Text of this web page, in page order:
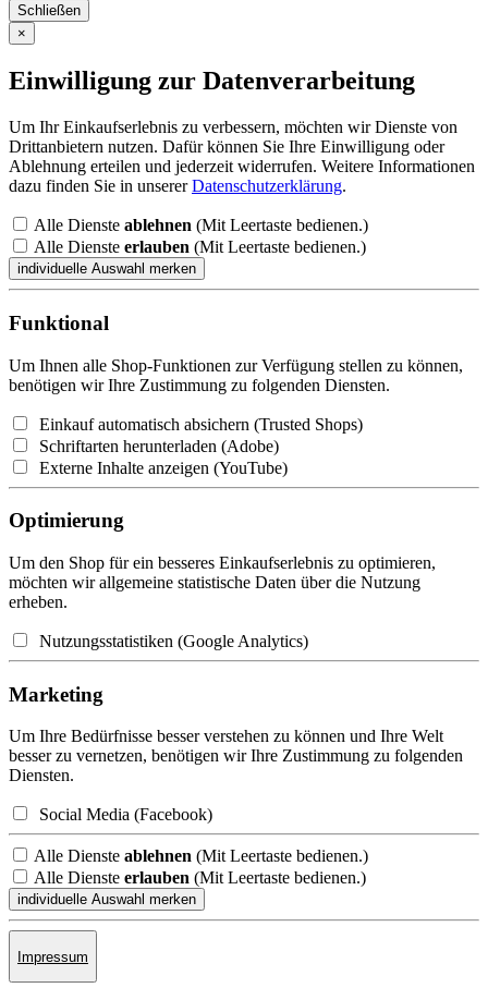
Schließen
×
Einwilligung zur Datenverarbeitung
Um Ihr Einkaufserlebnis zu verbessern, möchten wir Dienste von
Drittanbietern nutzen. Dafür können Sie Ihre Einwilligung oder
Ablehnung erteilen und jederzeit widerrufen. Weitere Informationen
dazu finden Sie in unsererDatenschutzerklärung.
Alle Dienste ablehnen (Mit Leertaste bedienen.)
Alle Dienste erlauben (Mit Leertaste bedienen.)
Funktional
Um Ihnen alle Shop-Funktionen zur Verfügung stellen zu können,
benötigen wir Ihre Zustimmung zu folgenden Diensten.
Einkauf automatisch absichern (Trusted Shops)
Schriftarten herunterladen (Adobe)
Externe Inhalte anzeigen (YouTube)
Optimierung
Um den Shop für ein besseres Einkaufserlebnis zu optimieren,
möchten wir allgemeine statistische Daten über die Nutzung
erheben.
Nutzungsstatistiken (Google Analytics)
Marketing
Um Ihre Bedürfnisse besser verstehen zu können und Ihre Welt
besser zu vernetzen, benötigen wir Ihre Zustimmung zu folgenden
Diensten.
Social Media (Facebook)
Alle Dienste ablehnen (Mit Leertaste bedienen.)
Alle Dienste erlauben (Mit Leertaste bedienen.)
Impressum